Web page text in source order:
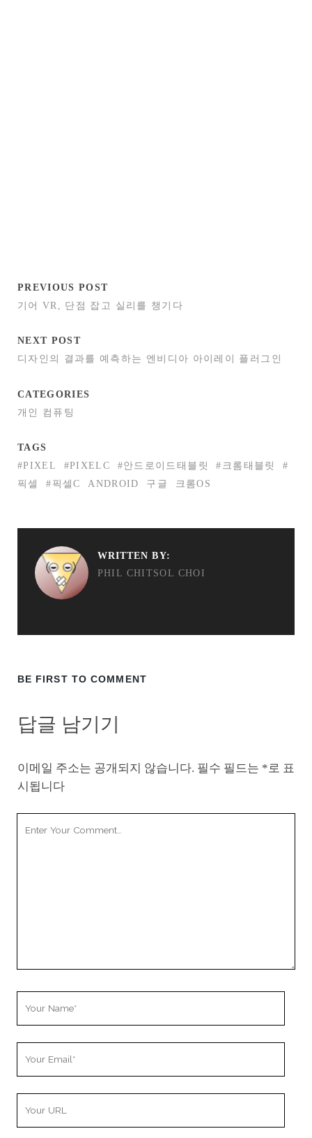
PREVIOUS POST
기어 VR, 단점 잡고 실리를 챙기다
NEXT POST
디자인의 결과를 예측하는 엔비디아 아이레이 플러그인
CATEGORIES
개인 컴퓨팅
TAGS
#PIXEL
#PIXELC #안드로이드태블릿 #크롬태블릿
#
픽셀
#픽셀C ANDROID 구글 크롬OS
WRITTEN BY:
PHIL CHITSOL CHOI
BE FIRST TO COMMENT
답글 남기기
이메일 주소는 공개되지 않습니다. 필수 필드는 *로 표
시됩니다